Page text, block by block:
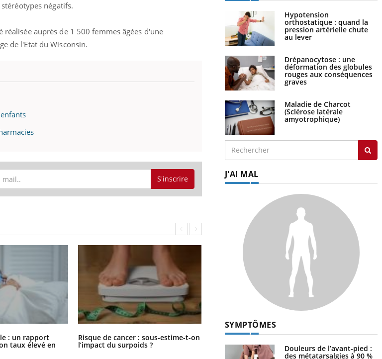
négatifs.
auprès de 1 500 femmes âgées d'une
de l'Etat du Wisconsin.
S'inscrire
: un rapport
taux élevé en
Risque de cancer : sous-estime-t-on
l’impact du surpoids ?
Régimes cétogènes : un risque de
cancer de l’intestin grêle
Hypotension
orthostatique : quand la
pression artérielle chute
au lever
Drépanocytose : une
déformation des globules
rouges aux conséquences
graves
Maladie de Charcot
(Sclérose latérale
amyotrophique)
J'AI MAL
SYMPTÔMES
Douleurs de l’avant-pied :
des métatarsalgies à 90 %